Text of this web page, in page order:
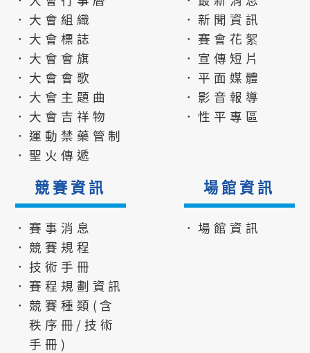
．大會組織
．大會標誌
．大會會旗
．大會會歌
．大會主題曲
．大會吉祥物
．運動禁藥管制
．聖火傳遞
．新聞資訊
．賽會花絮
．宣傳短片
．平面媒體
．影音報導
．性平專區
競賽資訊
．賽事消息
．競賽規程
．技術手冊
．賽程規劃資訊
．競賽種類(含
秩序冊/技術
手冊)
場館資訊
．場館資訊